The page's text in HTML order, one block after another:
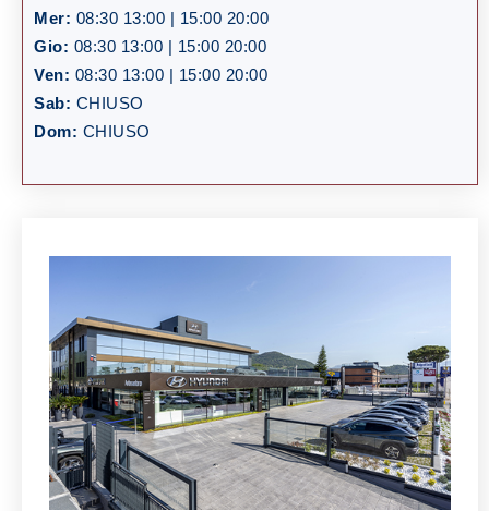
Mer: 08:30 13:00 | 15:00 20:00
Gio: 08:30 13:00 | 15:00 20:00
Ven: 08:30 13:00 | 15:00 20:00
Sab: CHIUSO
Dom: CHIUSO